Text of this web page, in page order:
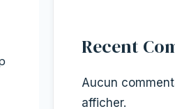
Recent
Aucun
afficher.